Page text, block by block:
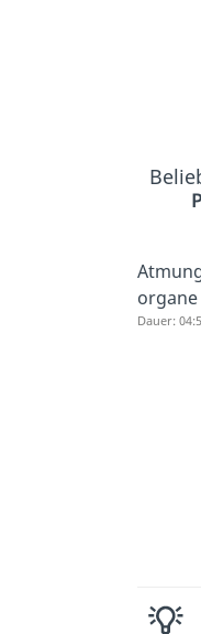
organe
Dauer: